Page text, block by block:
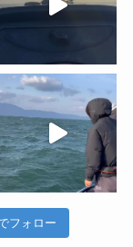
フォロー